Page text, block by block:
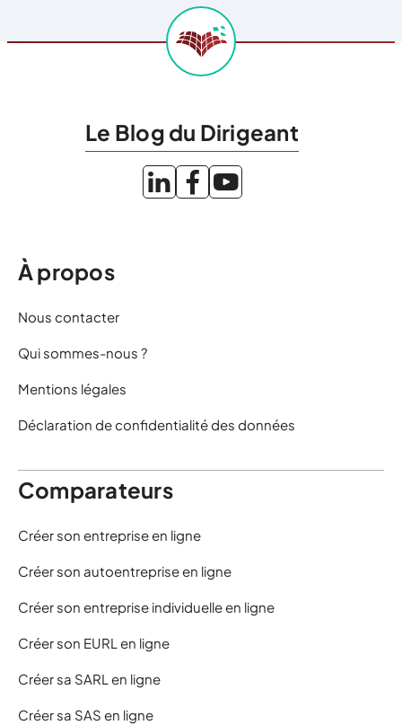
Le Blog du Dirigeant
À propos
Nous contacter
Qui sommes-nous ?
Mentions légales
Déclaration de confidentialité des données
Comparateurs
Créer son entreprise en ligne
Créer son autoentreprise en ligne
Créer son entreprise individuelle en ligne
Créer son EURL en ligne
Créer sa SARL en ligne
Créer sa SAS en ligne